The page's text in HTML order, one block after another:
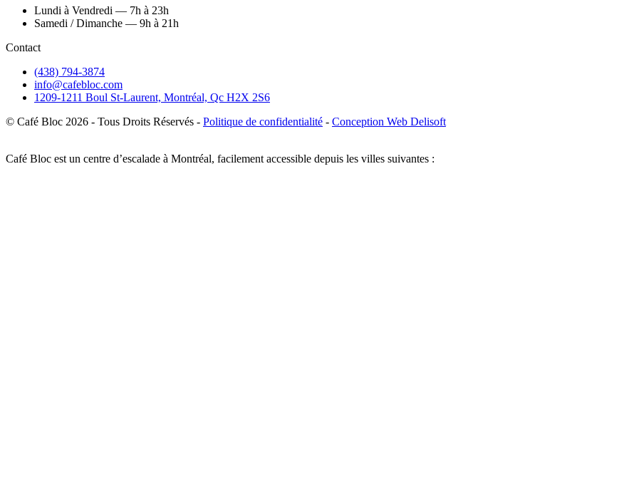
Lundi à Vendredi — 7h à 23h
Samedi / Dimanche — 9h à 21h
Contact
(438) 794-3874
info@cafebloc.com
1209-1211 Boul St-Laurent, Montréal, Qc H2X 2S6
© Café Bloc 2026 - Tous Droits Réservés - Politique de confidentialité - Conception Web Delisoft
Café Bloc est un centre d’escalade à Montréal, facilement accessible depuis les villes suivantes :